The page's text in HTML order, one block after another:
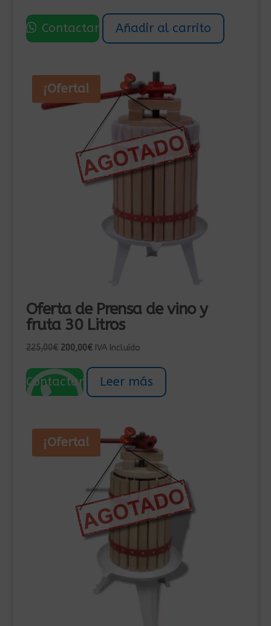
original
era:
actual
es:
Contactar Añadir al carrito
¡Oferta!
Oferta de Prensa de vino y
fruta 30 Litros
225,00€ El
original
era:
200,00€El
actual
es:
IVA Incluído
Contactar Leer más
¡Oferta!